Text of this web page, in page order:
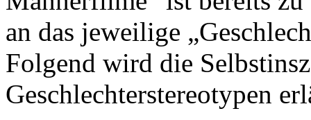
an das jeweilige
Folgend wird die
Geschlechterstereotypen